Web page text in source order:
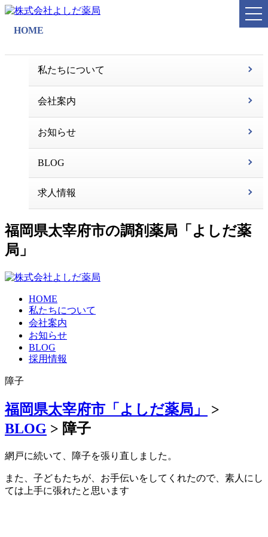
HOME
私たちについて
会社案内
お知らせ
BLOG
求人情報
福岡県太宰府市の調剤薬局「よしだ薬
局」
HOME
私たちについて
会社案内
お知らせ
BLOG
採用情報
障子
福岡県太宰府市「よしだ薬局」
>
BLOG > 障子
網戸に続いて、障子を張り直しました。
また、子どもたちが、お手伝いをしてくれたので、素人にし
ては上手に張れたと思います